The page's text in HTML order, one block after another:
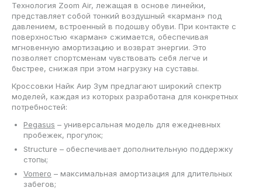
Технология Zoom Air, лежащая в основе линейки,
представляет собой тонкий воздушный «карман» под
давлением, встроенный в подошву обуви. При контакте с
поверхностью «карман» сжимается, обеспечивая
мгновенную амортизацию и возврат энергии. Это
позволяет спортсменам чувствовать себя легче и
быстрее, снижая при этом нагрузку на суставы.
Кроссовки Найк Аир Зум предлагают широкий спектр
моделей, каждая из которых разработана для конкретных
потребностей:
Pegasus – универсальная модель для ежедневных
пробежек, прогулок;
Structure – обеспечивает дополнительную поддержку
стопы;
Vomero – максимальная амортизация для длительных
забегов;